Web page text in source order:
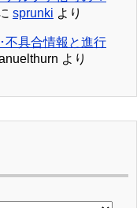
sprunki より
不具合情報と進行
より